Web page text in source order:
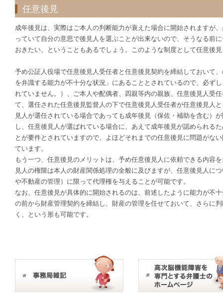
任意後見
成年後見は、実際はご本人の判断能力が衰えた場合に開始されますが
っていて自分の意思で後見人を選ぶことが出来ないので、そうなる前
おきたい、ということもあるでしょう。このような制度として任意後
予め公証人役場で任意後見人受任者と任意後見契約を締結しておいて
を弁識する能力が不十分な状況」にあることとされているので、必ず
れていません。）、ご本人や配偶者、四親等内の親族、任意後見人受
て、選任された任意後見監督人の下で任意後見人受任者が任意後見人
見人が選任されている場合であっても成年後見（保佐・補助を含む）
し、任意後見人が選ばれている場合に、あえて成年後見が認められる
とが要件とされていますので、よほどそれまでの任意後見に問題がな
ています。
もう一つ、任意後見のメリットは、予め任意後見人に依頼できる内容
見人の権限は本人の財産関係処理の全般に及びますが、任意後見人に
や不動産の管理）に限って代理権を与えることが可能です。
なお、任意後見が具体的に開始されるのは、前述したように能力が不
の前から財産管理契約を締結し、財産の管理を任せておいて、さらに
く、という形も可能です。